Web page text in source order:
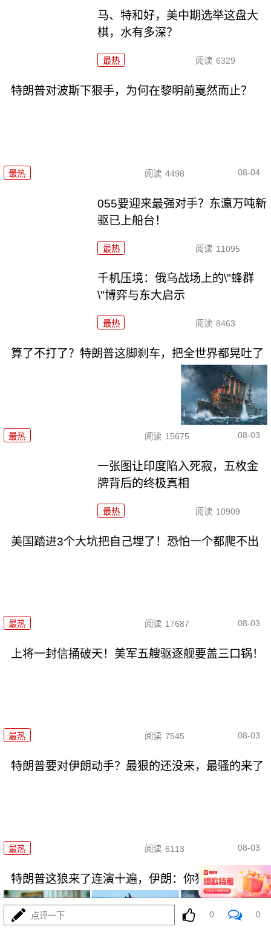
马、特和好，美中期选举这盘大
棋，水有多深？
最热 阅读 6329
特朗普对波斯下狠手，为何在黎明前戛然而止？
最热 阅读 4498 08-04
055要迎来最强对手？东瀛万吨新
驱已上船台！
最热 阅读 11095
千机压境：俄乌战场上的\"蜂群
\"博弈与东大启示
最热 阅读 8463
算了不打了？特朗普这脚刹车，把全世界都晃吐了
最热 阅读 15675 08-03
一张图让印度陷入死寂，五枚金
牌背后的终极真相
最热 阅读 10909
美国踏进3个大坑把自己埋了！恐怕一个都爬不出
最热 阅读 17687 08-03
上将一封信捅破天！美军五艘驱逐舰要盖三口锅！
最热 阅读 7545 08-03
特朗普要对伊朗动手？最狠的还没来，最骚的来了
最热 阅读 6113 08-03
特朗普这狼来了连演十遍，伊朗：你猜我信不信？
点评一下 0 0